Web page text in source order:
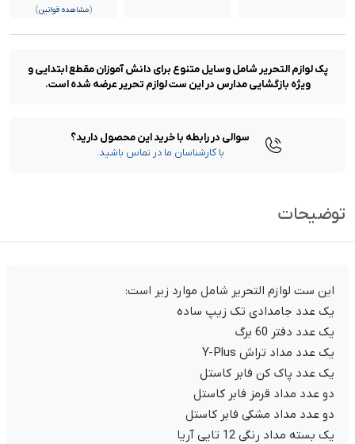
(مشاهده قوانین)
پک لوازم التحریر شامل وسایل متنوع برای دانش آموزان مقطع ابتدایی و
ویژه بازگشایی مدارس در این ست لوازم تحریر عرضه شده است.
سوالی در رابطه با خرید این محصول دارید؟
با کارشناسان ما در تماس باشید.
توضیحات
این ست لوازم التحریر شامل موارد زیر است:
یک عدد جامدادی تک زیپ ساده
یک عدد دفتر 60 برگ
یک عدد مداد تراش Y-Plus
یک عدد پاک کن فابر کاستل
دو عدد مداد قرمز فابر کاستل
دو عدد مداد مشکی فابر کاستل
یک بسته مداد رنگی 12 تایی آریا